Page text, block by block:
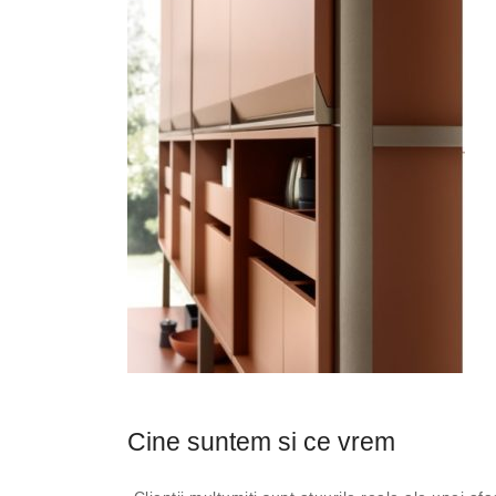
Cine suntem si ce vrem